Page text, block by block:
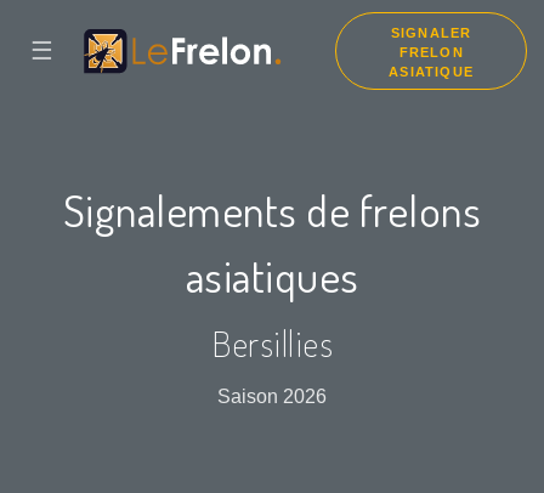
☰
SIGNALER
FRELON
ASIATIQUE
Signalements de frelons
asiatiques
Bersillies
Saison 2026